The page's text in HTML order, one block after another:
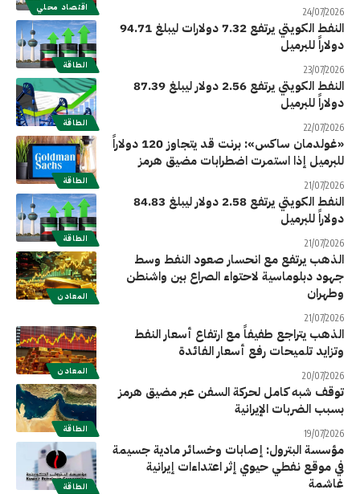
اقتصاد محلي 24/07/2026
الطاقة
النفط الكويتي يرتفع 7.32 دولارات ليبلغ 94.71
دولاراً للبرميل
23/07/2026
الطاقة
النفط الكويتي يرتفع 2.56 دولار ليبلغ 87.39
دولاراً للبرميل
22/07/2026
الطاقة
«غولدمان ساكس»: برنت قد يتجاوز 120 دولاراً
للبرميل إذا استمرت اضطرابات مضيق هرمز
21/07/2026
الطاقة
النفط الكويتي يرتفع 2.58 دولار ليبلغ 84.83
دولاراً للبرميل
21/07/2026
المعادن
الذهب يرتفع مع انحسار صعود النفط وسط
جهود دبلوماسية لاحتواء الصراع بين واشنطن
وطهران
21/07/2026
المعادن
الذهب يتراجع طفيفاً مع ارتفاع أسعار النفط
وتزايد تلميحات رفع أسعار الفائدة
20/07/2026
الطاقة
توقف شبه كامل لحركة السفن عبر مضيق هرمز
بسبب الضربات الإيرانية
19/07/2026
الطاقة
مؤسسة البترول: إصابات وخسائر مادية جسيمة
في موقع نفطي حيوي إثر اعتداءات إيرانية
غاشمة